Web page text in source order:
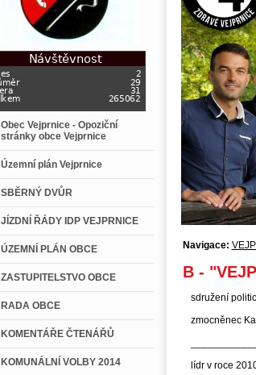
Obec Vejprnice - Opoziční
stránky obce Vejprnice
Územní plán Vejprnice
SBĚRNÝ DVŮR
JÍZDNÍ ŘÁDY IDP VEJPRNICE
ÚZEMNÍ PLÁN OBCE
ZASTUPITELSTVO OBCE
RADA OBCE
KOMENTÁŘE ČTENÁŘŮ
KOMUNÁLNÍ VOLBY 2014
Navigace:
B -
sdružení
zmocněnec
lídr v roce